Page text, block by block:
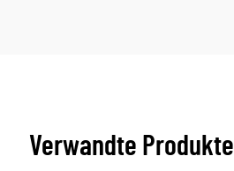
Verwandte Produkte